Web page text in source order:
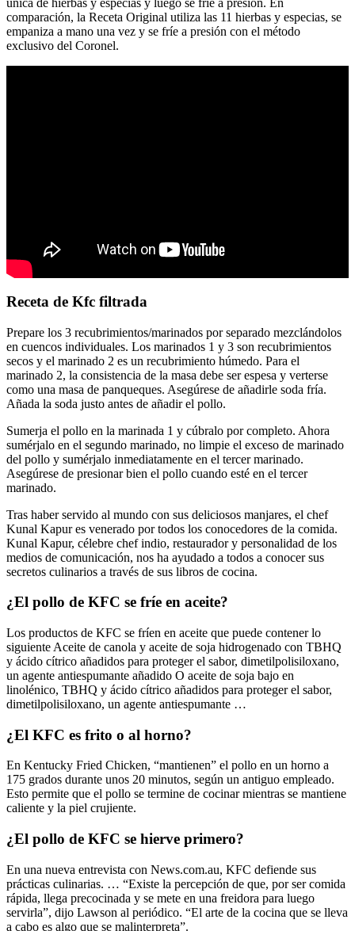
única de hierbas y especias y luego se fríe a presión. En
comparación, la Receta Original utiliza las 11 hierbas y especias, se
empaniza a mano una vez y se fríe a presión con el método
exclusivo del Coronel.
Receta de Kfc filtrada
Prepare los 3 recubrimientos/marinados por separado mezclándolos
en cuencos individuales. Los marinados 1 y 3 son recubrimientos
secos y el marinado 2 es un recubrimiento húmedo. Para el
marinado 2, la consistencia de la masa debe ser espesa y verterse
como una masa de panqueques. Asegúrese de añadirle soda fría.
Añada la soda justo antes de añadir el pollo.
Sumerja el pollo en la marinada 1 y cúbralo por completo. Ahora
sumérjalo en el segundo marinado, no limpie el exceso de marinado
del pollo y sumérjalo inmediatamente en el tercer marinado.
Asegúrese de presionar bien el pollo cuando esté en el tercer
marinado.
Tras haber servido al mundo con sus deliciosos manjares, el chef
Kunal Kapur es venerado por todos los conocedores de la comida.
Kunal Kapur, célebre chef indio, restaurador y personalidad de los
medios de comunicación, nos ha ayudado a todos a conocer sus
secretos culinarios a través de sus libros de cocina.
¿El pollo de KFC se fríe en aceite?
Los productos de KFC se fríen en aceite que puede contener lo
siguiente Aceite de canola y aceite de soja hidrogenado con TBHQ
y ácido cítrico añadidos para proteger el sabor, dimetilpolisiloxano,
un agente antiespumante añadido O aceite de soja bajo en
linolénico, TBHQ y ácido cítrico añadidos para proteger el sabor,
dimetilpolisiloxano, un agente antiespumante …
¿El KFC es frito o al horno?
En Kentucky Fried Chicken, “mantienen” el pollo en un horno a
175 grados durante unos 20 minutos, según un antiguo empleado.
Esto permite que el pollo se termine de cocinar mientras se mantiene
caliente y la piel crujiente.
¿El pollo de KFC se hierve primero?
En una nueva entrevista con News.com.au, KFC defiende sus
prácticas culinarias. … “Existe la percepción de que, por ser comida
rápida, llega precocinada y se mete en una freidora para luego
servirla”, dijo Lawson al periódico. “El arte de la cocina que se lleva
a cabo es algo que se malinterpreta”.